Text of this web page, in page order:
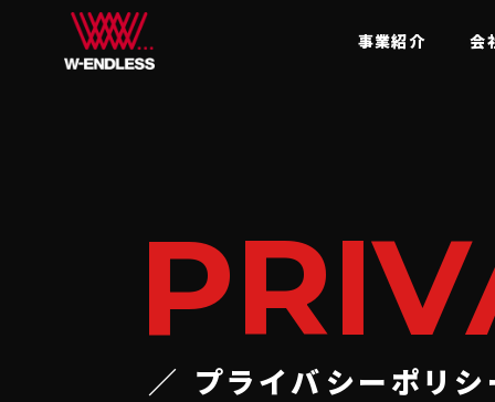
事業紹介 会
／ プライバシーポリ